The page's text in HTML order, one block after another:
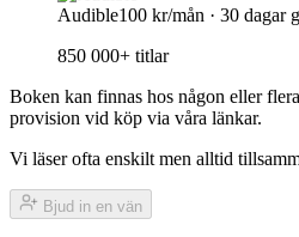
Audible100 kr/mån · 30 dagar
850 000+ titlar
Boken kan finnas hos någon eller
provision vid köp via våra länkar.
Vi läser ofta enskilt men alltid
Bjud in en vän